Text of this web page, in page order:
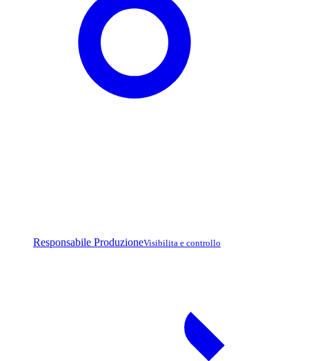
Responsabile ProduzioneVisibilita e controllo